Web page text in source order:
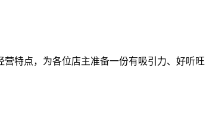
特点，为各位店主准备一份有吸引力、好听旺